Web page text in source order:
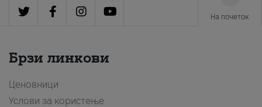
На почеток
Брзи линкови
Ценовници
Услови за користење